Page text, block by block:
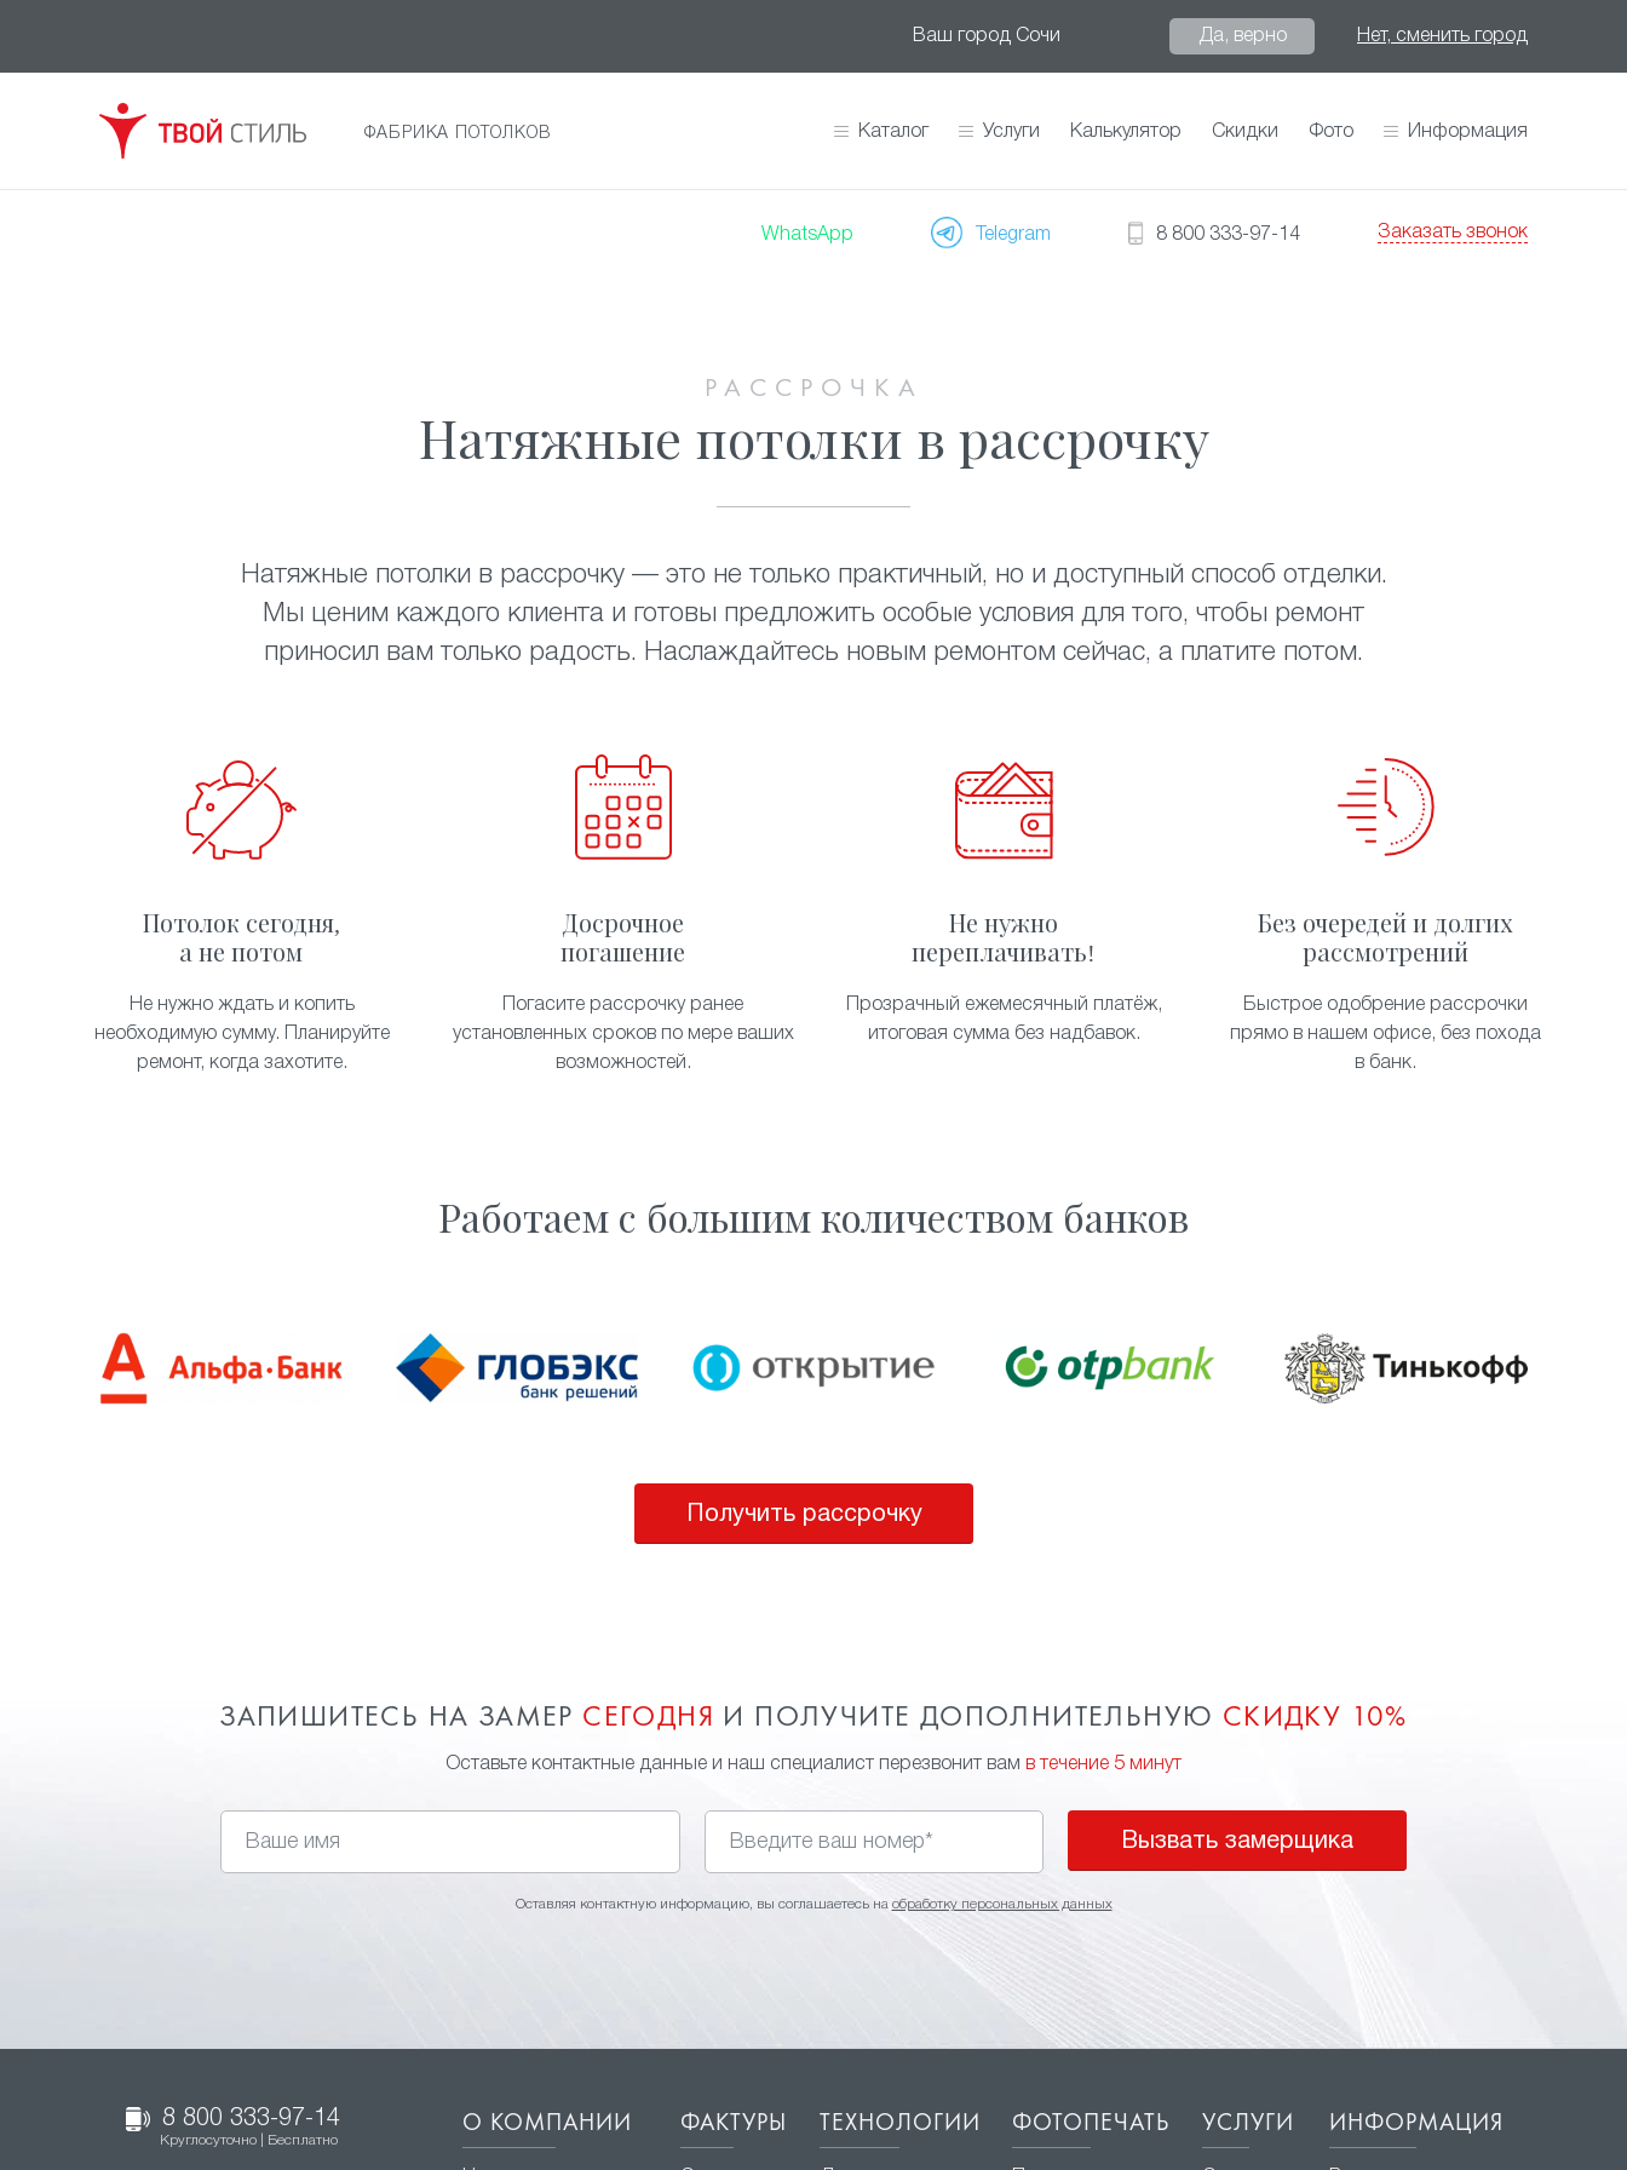
Ваш город Сочи Да, верно Нет, сменить город
ФАБРИКА ПОТОЛКОВ Каталог Услуги Калькулятор Скидки Фото Информация
WhatsApp Telegram 8 800 333-97-14 Заказать звонок
РАССРОЧКА
Натяжные потолки в рассрочку
Натяжные потолки в рассрочку — это не только практичный, но и доступный способ отделки.
Мы ценим каждого клиента и готовы предложить особые условия для того, чтобы ремонт
приносил вам только радость. Наслаждайтесь новым ремонтом сейчас, а платите потом.
Потолок сегодня,
а не потом
Не нужно ждать и копить
необходимую сумму. Планируйте
ремонт, когда захотите.
Досрочное
погашение
Погасите рассрочку ранее
установленных сроков по мере ваших
возможностей.
Не нужно
переплачивать!
Прозрачный ежемесячный платёж,
итоговая сумма без надбавок.
Без очередей и долгих
рассмотрений
Быстрое одобрение рассрочки
прямо в нашем офисе, без похода
в банк.
Работаем с большим количеством банков
Получить рассрочку
ЗАПИШИТЕСЬ НА ЗАМЕР СЕГОДНЯ И ПОЛУЧИТЕ ДОПОЛНИТЕЛЬНУЮ СКИДКУ 10%
Оставьте контактные данные и наш специалист перезвонит вам в течение 5 минут
Вызвать замерщика
Оставляя контактную информацию, вы соглашаетесь на обработку персональных данных
8 800 333-97-14
Круглосуточно | Бесплатно
О КОМПАНИИ ФАКТУРЫ ТЕХНОЛОГИИ ФОТОПЕЧАТЬ УСЛУГИ ИНФОРМАЦИЯ